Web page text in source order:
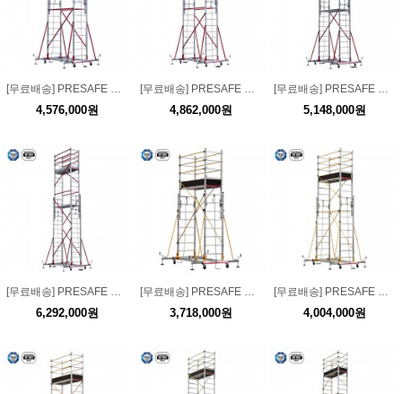
[무료배송] PRESAFE XL 프로 투피스 스캐폴딩 2x10단 KCS005XL-PR
4,576,000원
[무료배송] PRESAFE XL 프로 투피스 스캐폴딩 2x11단 KCS006XL-PR
4,862,000원
[무료배송] PRESAFE XL 프로 투피스 스캐폴딩 2x13단 KCS007XL-PR
5,148,000원
6,292,000원 3,718,000원 4,004,000원